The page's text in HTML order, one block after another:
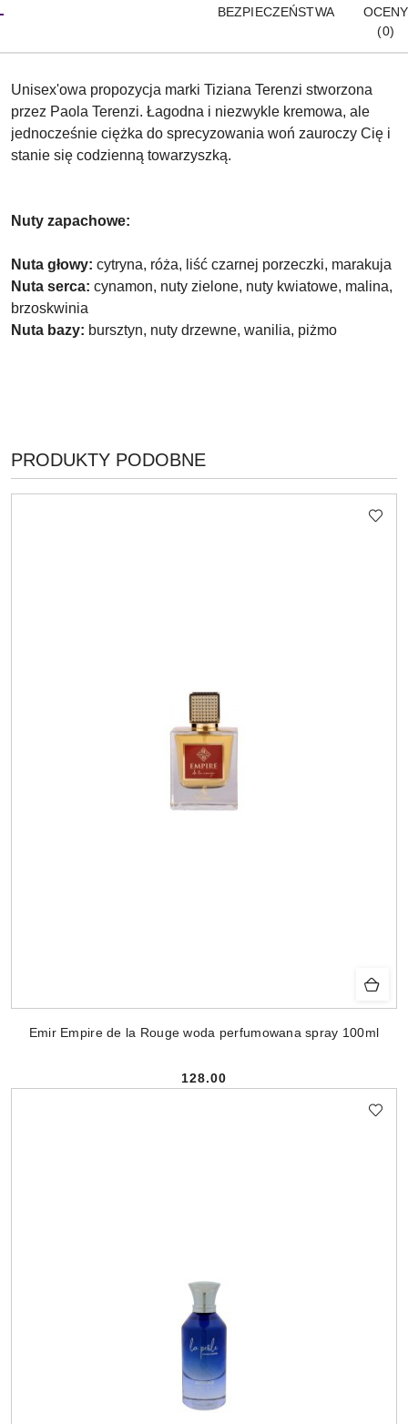
BEZPIECZEŃSTWA
OCENY
(0)
Unisex'owa propozycja marki Tiziana Terenzi stworzona
przez Paola Terenzi. Łagodna i niezwykle kremowa, ale
jednocześnie ciężka do sprecyzowania woń zauroczy Cię i
stanie się codzienną towarzyszką.
Nuty zapachowe:
Nuta głowy: cytryna, róża, liść czarnej porzeczki, marakuja
Nuta serca: cynamon, nuty zielone, nuty kwiatowe, malina,
brzoskwinia
Nuta bazy: bursztyn, nuty drzewne, wanilia, piżmo
Pomiń karuzelę produktów
PRODUKTY
O
PRODUKTY PODOBNE
Emir Empire de la Rouge woda perfumowana spray 100ml
Cena:
128.00